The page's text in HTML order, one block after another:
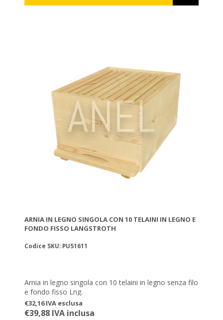
ARNIA IN LEGNO SINGOLA CON 10 TELAINI IN LEGNO E
FONDO FISSO LANGSTROTH
Codice SKU: PU51611
Arnia in legno singola con 10 telaini in legno senza filo
e fondo fisso Lng.
€32,16 IVA esclusa
€39,88 IVA inclusa